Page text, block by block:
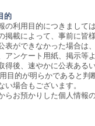
的
の利用目的につきまして
掲載によって、事前に皆
表ができなかった場合は
アンケート用紙、掲示等
得後、速やかに公表ある
目的が明らかであると判
い場合もございます。
らお預かりした個人情報